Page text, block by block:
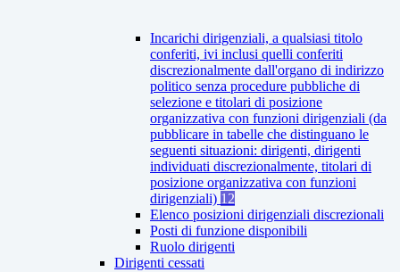
Incarichi dirigenziali, a qualsiasi titolo
conferiti, ivi inclusi quelli conferiti
discrezionalmente dall'organo di indirizzo
politico senza procedure pubbliche di
selezione e titolari di posizione
organizzativa con funzioni dirigenziali (da
pubblicare in tabelle che distinguano le
seguenti situazioni: dirigenti, dirigenti
individuati discrezionalmente, titolari di
posizione organizzativa con funzioni
dirigenziali) 12
Elenco posizioni dirigenziali discrezionali
Posti di funzione disponibili
Ruolo dirigenti
Dirigenti cessati